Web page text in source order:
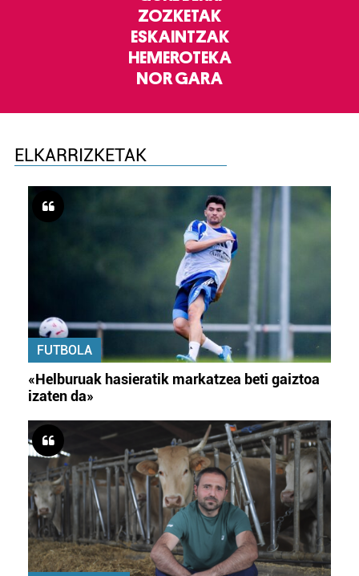
ZOZKETAK
ESKAINTZAK
HEMEROTEKA
NOR GARA
ELKARRIZKETAK
FUTBOLA
«Helburuak hasieratik markatzea beti gaiztoa
izaten da»